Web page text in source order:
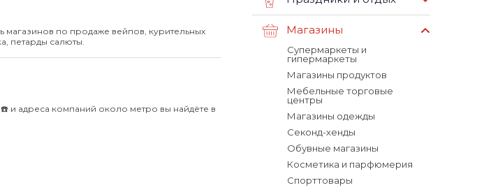
магазинов по продаже вейпов, курительных
петарды салюты.
и адреса компаний около метро вы найдёте в
Магазины
Супермаркеты и
гипермаркеты
Магазины продуктов
Мебельные торговые
центры
Магазины одежды
Секонд-хенды
Обувные магазины
Косметика и парфюмерия
Спорттовары